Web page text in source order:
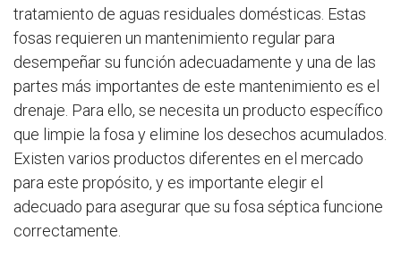
tratamiento de aguas residuales domésticas. Estas
fosas requieren un mantenimiento regular para
desempeñar su función adecuadamente y una de las
partes más importantes de este mantenimiento es el
drenaje. Para ello, se necesita un producto específico
que limpie la fosa y elimine los desechos acumulados.
Existen varios productos diferentes en el mercado
para este propósito, y es importante elegir el
adecuado para asegurar que su fosa séptica funcione
correctamente.